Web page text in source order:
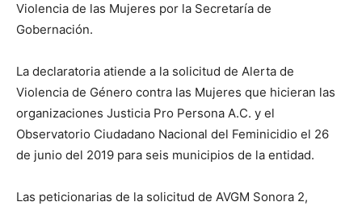
Violencia de las Mujeres por la Secretaría de
Gobernación.
La declaratoria atiende a la solicitud de Alerta de
Violencia de Género contra las Mujeres que hicieran las
organizaciones Justicia Pro Persona A.C. y el
Observatorio Ciudadano Nacional del Feminicidio el 26
de junio del 2019 para seis municipios de la entidad.
Las peticionarias de la solicitud de AVGM Sonora 2,